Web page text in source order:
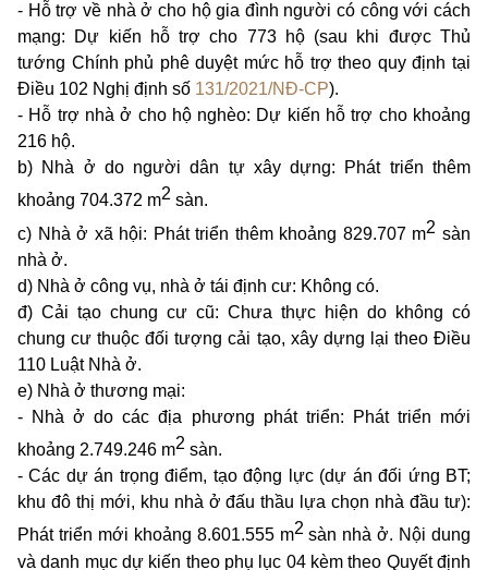
- Hỗ trợ về nhà ở cho hộ gia đình người có công với cách
mạng: Dự kiến hỗ trợ cho 773 hộ (sau khi được Thủ
tướng Chính phủ phê duyệt mức hỗ trợ theo quy định tại
Điều 102 Nghị định số 131/2021/NĐ-CP).
- Hỗ trợ nhà ở cho hộ nghèo: Dự kiến hỗ trợ cho khoảng
216 hộ.
b) Nhà ở do người dân tự xây dựng: Phát triển thêm
khoảng 704.372 m2 sàn.
c) Nhà ở xã hội: Phát triển thêm khoảng 829.707 m2 sàn
nhà ở.
d) Nhà ở công vụ, nhà ở tái định cư: Không có.
đ) Cải tạo chung cư cũ: Chưa thực hiện do không có
chung cư thuộc đối tượng cải tạo, xây dựng lại theo Điều
110 Luật Nhà ở.
e) Nhà ở thương mại:
- Nhà ở do các địa phương phát triển: Phát triển mới
khoảng 2.749.246 m2 sàn.
- Các dự án trọng điểm, tạo động lực (dự án đối ứng BT;
khu đô thị mới, khu nhà ở đấu thầu lựa chọn nhà đầu tư):
Phát triển mới khoảng 8.601.555 m2sàn nhà ở. Nội dung
và danh mục dự kiến theo phụ lục 04 kèm theo Quyết định